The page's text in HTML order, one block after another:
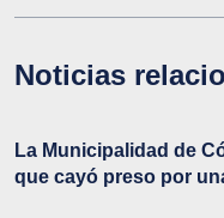
Noticias
La Municipalidad de
que cayó preso por